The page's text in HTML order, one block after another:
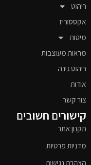
ריהוט
אקססוריז
מיטות
מראות מעוצבות
ריהוט גינה
אודות
צור קשר
קישורים חשובים
תקנון אתר
מדניות פרטיות
הצהרת נגישות